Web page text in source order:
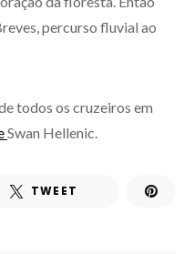
percurso fluvial ao
todos os cruzeiros em
Swan Hellenic.
TWEET